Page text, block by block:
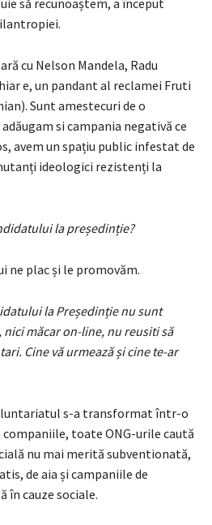
să recunoaștem, a început
cu Nelson Mandela, Radu
e, un pandant al reclamei Fruti
Sunt amestecuri de o
si campania negativă ce
avem un spațiu public infestat de
ideologici rezistenți la
la președinție?
ne plac și le promovăm.
la Președinție nu sunt
măcar on-line, nu reusiti să
Cine vă urmează și cine te-ar
s-a transformat într-o
toate ONG-urile caută
nu mai merită subventionată,
de aia și campaniile de
în cauze sociale.